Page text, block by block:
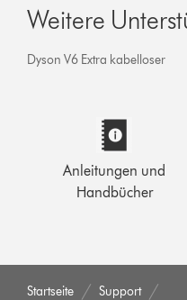
Weitere
Dyson V6 Extra kabelloser
Anleitungen und
Handbücher
Startseite Support